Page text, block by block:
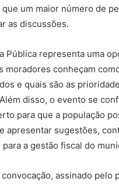
um maior número de
as discussões.
Pública representa uma
moradores conheçam
e quais são as
disso, o evento se
para que a população
apresentar sugestões,
a gestão fiscal do
assinado pelo